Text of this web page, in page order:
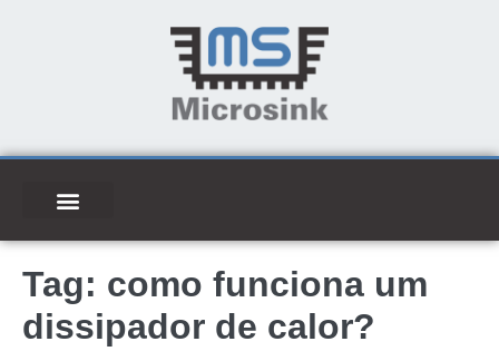
Tag: como funciona um
dissipador de calor?